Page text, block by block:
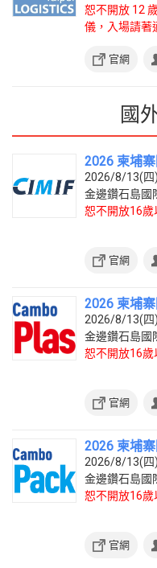
恕不開放 12
儀，入場請著
官網
國
2026 柬埔
2026/8/13(四
金邊鑽石島國
恕不開放16歲
官網
2026 柬埔
2026/8/13(四
金邊鑽石島國
恕不開放16歲
官網
2026 柬埔
2026/8/13(四
金邊鑽石島國
恕不開放16歲
官網